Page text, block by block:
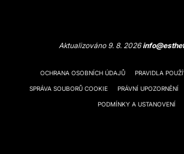
Aktualizováno 9. 8. 2026
OCHRANA OSOBNÍCH ÚDAJŮ PRAVIDLA
SPRÁVA SOUBORŮ COOKIE PRÁVNÍ UPOZORNĚNÍ
PODMÍNKY A USTANOVENÍ